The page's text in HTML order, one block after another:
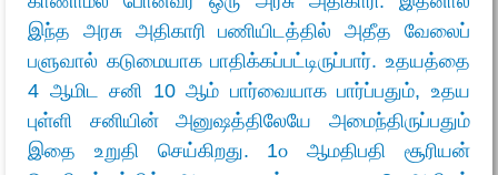
இந்த அரசு அதிகாரி பணியிடத்தில் அதீத வேலைப்
பளுவால் கடுமையாக பாதிக்கப்பட்டிருப்பார். உதயத்தை
4 ஆமிட சனி 10 ஆம் பார்வையாக பார்ப்பதும், உதய
புள்ளி சனியின் அனுஷத்திலேயே அமைந்திருப்பதும்
இதை உறுதி செய்கிறது. 1௦ ஆமதிபதி சூரியன்